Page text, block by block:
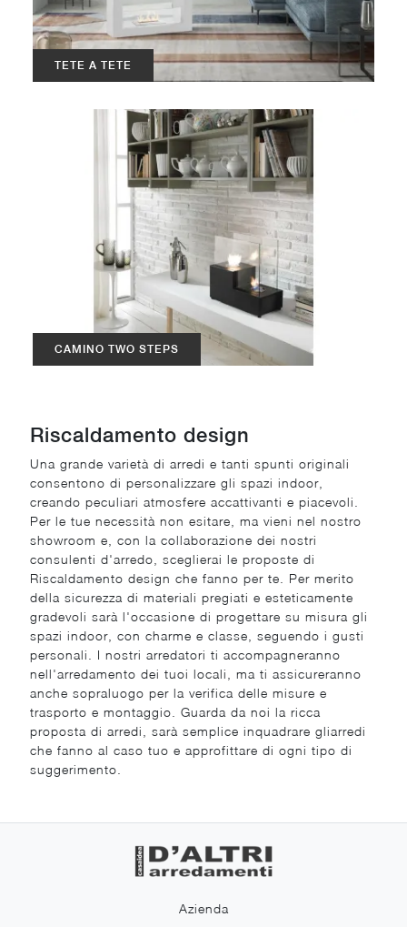
TETE A TETE
CAMINO TWO STEPS
Riscaldamento design
Una grande varietà di arredi e tanti spunti originali
consentono di personalizzare gli spazi indoor,
creando peculiari atmosfere accattivanti e piacevoli.
Per le tue necessità non esitare, ma vieni nel nostro
showroom e, con la collaborazione dei nostri
consulenti d'arredo, sceglierai le proposte di
Riscaldamento design che fanno per te. Per merito
della sicurezza di materiali pregiati e esteticamente
gradevoli sarà l'occasione di progettare su misura gli
spazi indoor, con charme e classe, seguendo i gusti
personali. I nostri arredatori ti accompagneranno
nell'arredamento dei tuoi locali, ma ti assicureranno
anche sopraluogo per la verifica delle misure e
trasporto e montaggio. Guarda da noi la ricca
proposta di arredi, sarà semplice inquadrare gliarredi
che fanno al caso tuo e approfittare di ogni tipo di
suggerimento.
Azienda